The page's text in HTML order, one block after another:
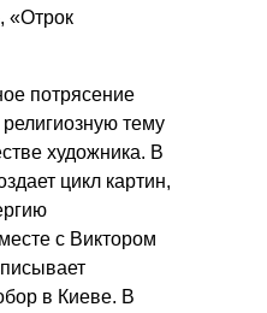
«Отрок
потрясение
тему
художника. В
цикл картин,
с Виктором
в Киеве. В